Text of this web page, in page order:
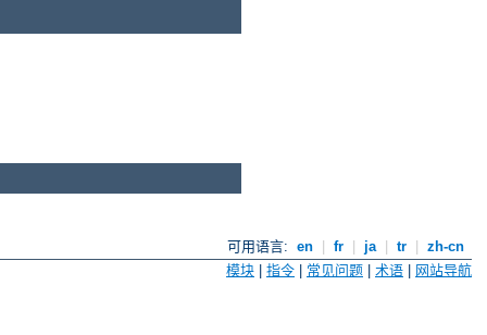
可用语言: en fr ja tr
zh-cn
模块 指令 常见问题 术语 网站导航